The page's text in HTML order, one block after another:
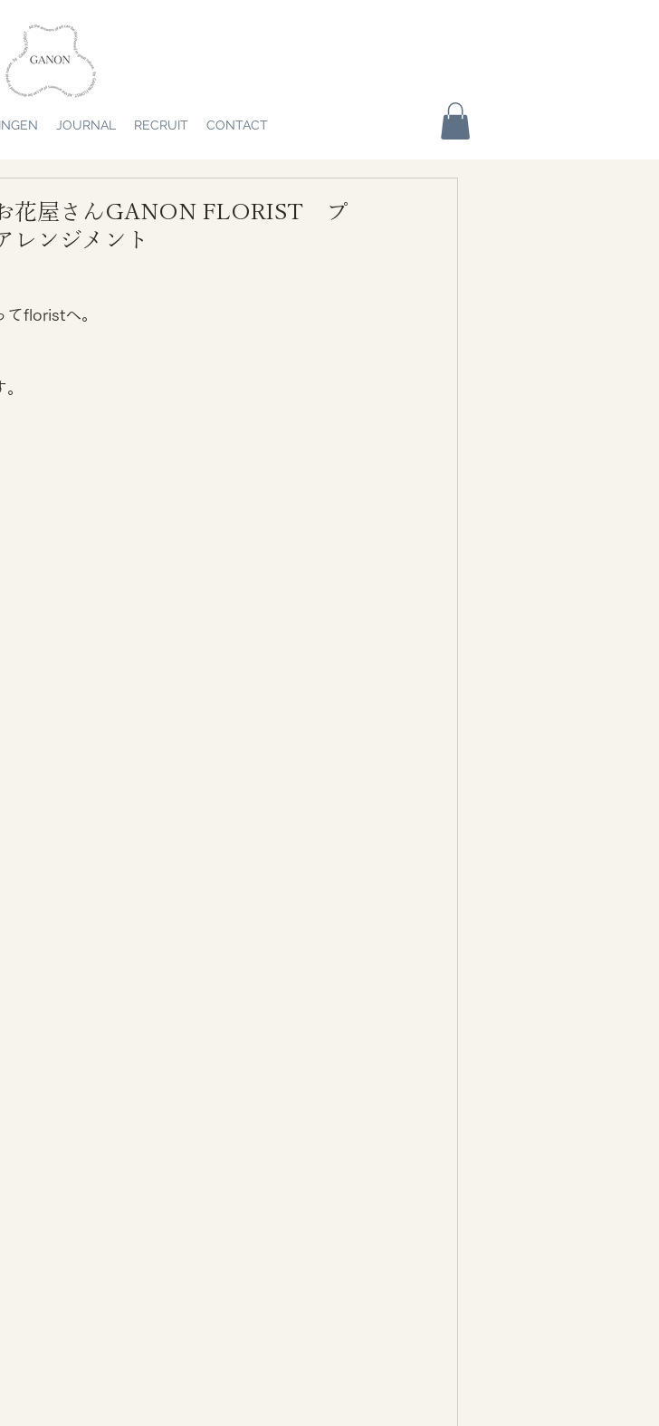
JOURNAL RECRUIT CONTACT
お花屋さんGANON FLORIST プ
レンジメント
floristへ。